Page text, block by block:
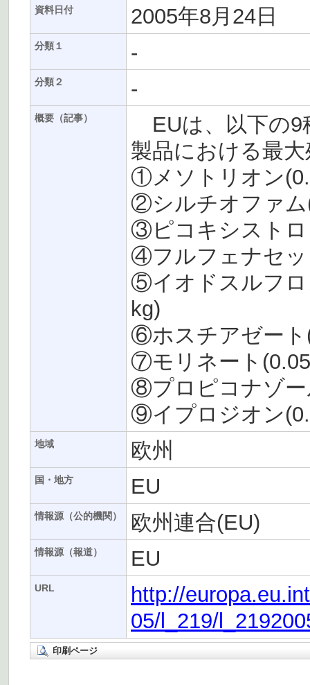
資料日付 2005年8月24日
分類１ -
分類２ -
概要（記事）
EUは、以下の9
製品における最
①メソトリオン
②シルチオファム
③ピコキシストロ
④フルフェナセッ
⑤イオドスルフロ
kg)
⑥ホスチアゼート
⑦モリネート
⑧プロピコナゾー
⑨イプロジオン
地域 欧州
国・地方 EU
情報源（公的機関） 欧州連合(EU)
情報源（報道） EU
URL
http://
05/l_219/
印刷ページ